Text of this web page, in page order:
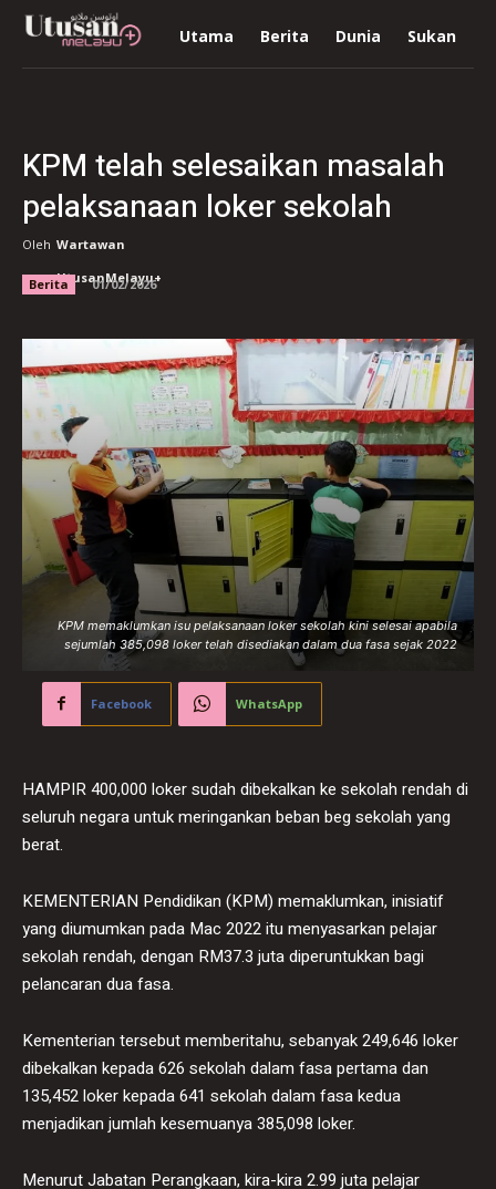
Utama Berita Dunia Sukan
KPM telah selesaikan masalah
pelaksanaan loker sekolah
Oleh Wartawan
UtusanMelayu+
Berita 01/02/2026
KPM memaklumkan isu pelaksanaan loker sekolah kini selesai apabila
sejumlah 385,098 loker telah disediakan dalam dua fasa sejak 2022
Facebook WhatsApp
HAMPIR 400,000 loker sudah dibekalkan ke sekolah rendah di
seluruh negara untuk meringankan beban beg sekolah yang
berat.
KEMENTERIAN Pendidikan (KPM) memaklumkan, inisiatif
yang diumumkan pada Mac 2022 itu menyasarkan pelajar
sekolah rendah, dengan RM37.3 juta diperuntukkan bagi
pelancaran dua fasa.
Kementerian tersebut memberitahu, sebanyak 249,646 loker
dibekalkan kepada 626 sekolah dalam fasa pertama dan
135,452 loker kepada 641 sekolah dalam fasa kedua
menjadikan jumlah kesemuanya 385,098 loker.
Menurut Jabatan Perangkaan, kira-kira 2.99 juta pelajar